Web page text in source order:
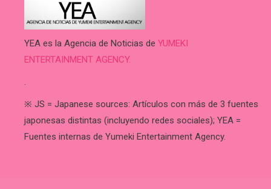
YEA es la Agencia de Noticias de YUMEKI
ENTERTAINMENT AGENCY.
.
※ JS = Japanese sources: Artículos con más de 3 fuentes
japonesas distintas (incluyendo redes sociales); YEA =
Fuentes internas de Yumeki Entertainment Agency.